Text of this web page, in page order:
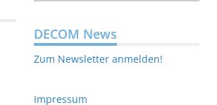
DECOM News
Zum Newsletter anmelden!
Impressum